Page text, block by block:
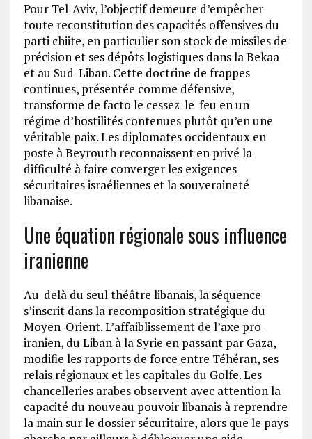
Pour Tel-Aviv, l’objectif demeure d’empêcher
toute reconstitution des capacités offensives du
parti chiite, en particulier son stock de missiles de
précision et ses dépôts logistiques dans la Bekaa
et au Sud-Liban. Cette doctrine de frappes
continues, présentée comme défensive,
transforme de facto le cessez-le-feu en un
régime d’hostilités contenues plutôt qu’en une
véritable paix. Les diplomates occidentaux en
poste à Beyrouth reconnaissent en privé la
difficulté à faire converger les exigences
sécuritaires israéliennes et la souveraineté
libanaise.
Une équation régionale sous influence
iranienne
Au-delà du seul théâtre libanais, la séquence
s’inscrit dans la recomposition stratégique du
Moyen-Orient. L’affaiblissement de l’axe pro-
iranien, du Liban à la Syrie en passant par Gaza,
modifie les rapports de force entre Téhéran, ses
relais régionaux et les capitales du Golfe. Les
chancelleries arabes observent avec attention la
capacité du nouveau pouvoir libanais à reprendre
la main sur le dossier sécuritaire, alors que le pays